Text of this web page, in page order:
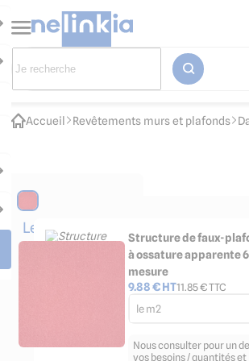
Accueil Revêtements murs et plafonds
Les
accessoires
Structure de faux-
à ossature apparente
mesure
9.88€ HT11.85€ TTC
le m2
Nous consulter pour un
vos besoins / quantités